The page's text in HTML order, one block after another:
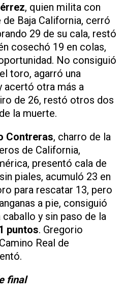
, quien milita con
Baja California, cerró
29 de su cala, restó
cosechó 19 en colas,
No consiguió
toro, agarró una
acertó otra más a
de 26, restó otros dos
la muerte.
Contreras, charro de la
de California,
presentó cala de
piales, acumuló 23 en
para rescatar 13, pero
a pie, consiguió
caballo y sin paso de la
puntos. Gregorio
Real de
final